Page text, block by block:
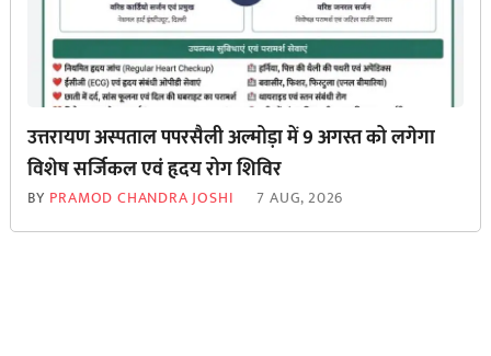
उत्तरायण अस्पताल पपरसैली अल्मोड़ा में 9 अगस्त को लगेगा
विशेष सर्जिकल एवं हृदय रोग शिविर
BY PRAMOD CHANDRA JOSHI 7 AUG, 2026